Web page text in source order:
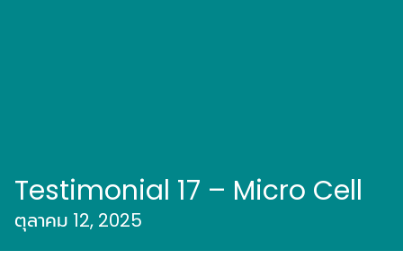
Testimonial 17 – Micro Cell
ตุลาคม 12, 2025